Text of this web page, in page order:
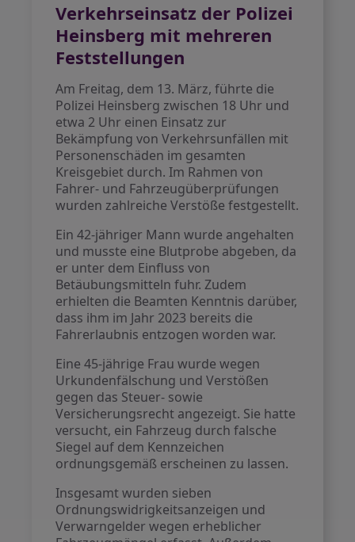
Verkehrseinsatz der Polizei
Heinsberg mit mehreren
Feststellungen
Am Freitag, dem 13. März, führte die
Polizei Heinsberg zwischen 18 Uhr und
etwa 2 Uhr einen Einsatz zur
Bekämpfung von Verkehrsunfällen mit
Personenschäden im gesamten
Kreisgebiet durch. Im Rahmen von
Fahrer- und Fahrzeugüberprüfungen
wurden zahlreiche Verstöße festgestellt.
Ein 42-jähriger Mann wurde angehalten
und musste eine Blutprobe abgeben, da
er unter dem Einfluss von
Betäubungsmitteln fuhr. Zudem
erhielten die Beamten Kenntnis darüber,
dass ihm im Jahr 2023 bereits die
Fahrerlaubnis entzogen worden war.
Eine 45-jährige Frau wurde wegen
Urkundenfälschung und Verstößen
gegen das Steuer- sowie
Versicherungsrecht angezeigt. Sie hatte
versucht, ein Fahrzeug durch falsche
Siegel auf dem Kennzeichen
ordnungsgemäß erscheinen zu lassen.
Insgesamt wurden sieben
Ordnungswidrigkeitsanzeigen und
Verwarngelder wegen erheblicher